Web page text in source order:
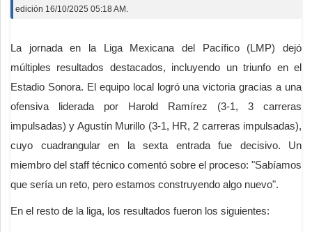
edición 16/10/2025 05:18 AM.
La jornada en la Liga Mexicana del Pacífico (LMP) dejó
múltiples resultados destacados, incluyendo un triunfo en el
Estadio Sonora. El equipo local logró una victoria gracias a una
ofensiva liderada por Harold Ramírez (3-1, 3 carreras
impulsadas) y Agustín Murillo (3-1, HR, 2 carreras impulsadas),
cuyo cuadrangular en la sexta entrada fue decisivo. Un
miembro del staff técnico comentó sobre el proceso: "Sabíamos
que sería un reto, pero estamos construyendo algo nuevo".
En el resto de la liga, los resultados fueron los siguientes: